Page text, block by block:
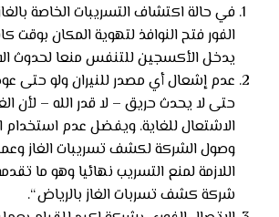
في حالة اكتشاف التسريبات الخاصة
الفور فتح النوافذ لتهوية المكان بوقت
يدخل الأكسجين للتنفس منعا لحدوث
عدم إشعال أي مصدر للنيران ولو حتى
حتى لا يحدث حريق – لا قدر الله – لأن
الاشتعال للغاية. ويفضل عدم استخدام
وصول الشركة لكشف تسريبات الغاز
اللازمة لمنع التسريب نهائيا وهو ما
شركة كشف تسربات الغاز بالرياض “.